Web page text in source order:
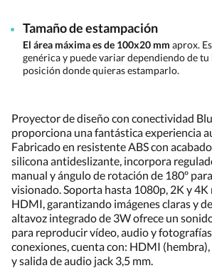
Tamaño de estampación
El área máxima es de 100x20 mm aprox.
genérica y puede variar dependiendo de tu
posición donde quieras estamparlo.
Proyector de diseño con conectividad
proporciona una fantástica experiencia
Fabricado en resistente ABS con
silicona antideslizante, incorpora
manual y ángulo de rotación de 180º
visionado. Soporta hasta 1080p, 2K y
HDMI, garantizando imágenes claras y
altavoz integrado de 3W ofrece un
para reproducir vídeo, audio y
conexiones, cuenta con: HDMI (hembra),
y salida de audio jack 3,5 mm.